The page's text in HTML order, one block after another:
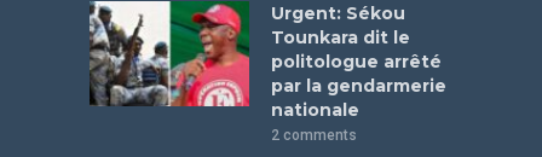
Urgent: Sékou
Tounkara dit le
politologue arrêté
par la gendarmerie
nationale
2 comments